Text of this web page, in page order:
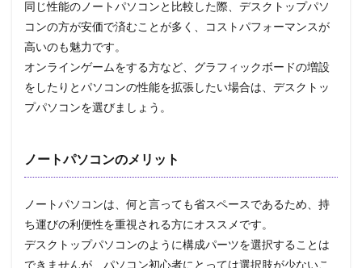
同じ性能のノートパソコンと比較した際、デスクトップパソ
コンの方が安価で済むことが多く、コストパフォーマンスが
高いのも魅力です。
オンラインゲームをする方など、グラフィックボードの増設
をしたりとパソコンの性能を拡張したい場合は、デスクトッ
プパソコンを選びましょう。
ノートパソコンのメリット
ノートパソコンは、何と言っても省スペースであるため、持
ち運びの利便性を重視される方にオススメです。
デスクトップパソコンのように構成パーツを選択することは
できませんが、パソコン初心者にとっては選択肢が少ないこ